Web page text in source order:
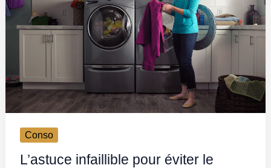
Conso
L’astuce infaillible pour éviter le